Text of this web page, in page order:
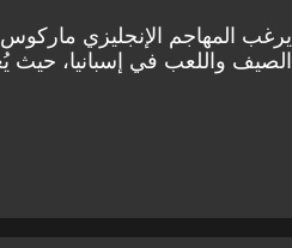
يرغب المهاجم الإنجليزي
الصيف واللعب في إسبانيا، حيث